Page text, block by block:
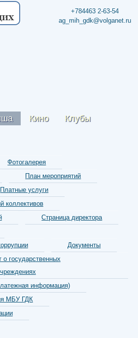
+784463 2-63-54
ag_mih_gdk@volganet.ru
Кино
Клубы
Фотогалерея
План мероприятий
Платные услуги
коллективов
Страница директора
Документы
государственных
информация)
МБУ ГДК